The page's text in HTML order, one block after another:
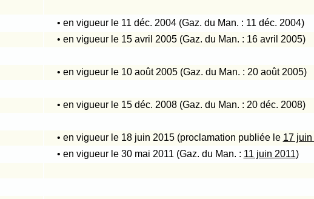
• en vigueur le 11 déc. 2004 (Gaz. du Man. : 11 déc. 2004)
• en vigueur le 15 avril 2005 (Gaz. du Man. : 16 avril 2005)
• en vigueur le 10 août 2005 (Gaz. du Man. : 20 août 2005)
• en vigueur le 15 déc. 2008 (Gaz. du Man. : 20 déc. 2008)
• en vigueur le 18 juin 2015 (proclamation publiée le 17
• en vigueur le 30 mai 2011 (Gaz. du Man. : 11 juin 2011)